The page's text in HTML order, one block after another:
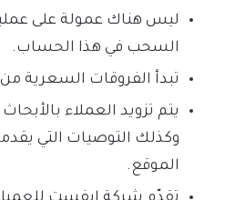
ليس هناك عمولة على
السحب في هذا الحساب.
تبدأ الفروقات السعرية من 3.0 نقطة.
يتم تزويد العملاء بالأبحاث
وكذلك التوصيات التي
الموقع.